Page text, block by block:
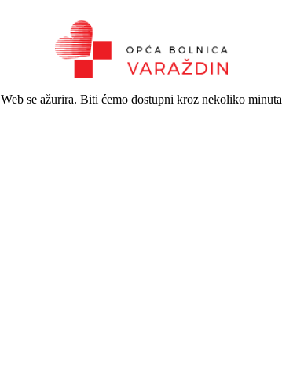
Web se ažurira. Biti ćemo dostupni kroz nekoliko minuta